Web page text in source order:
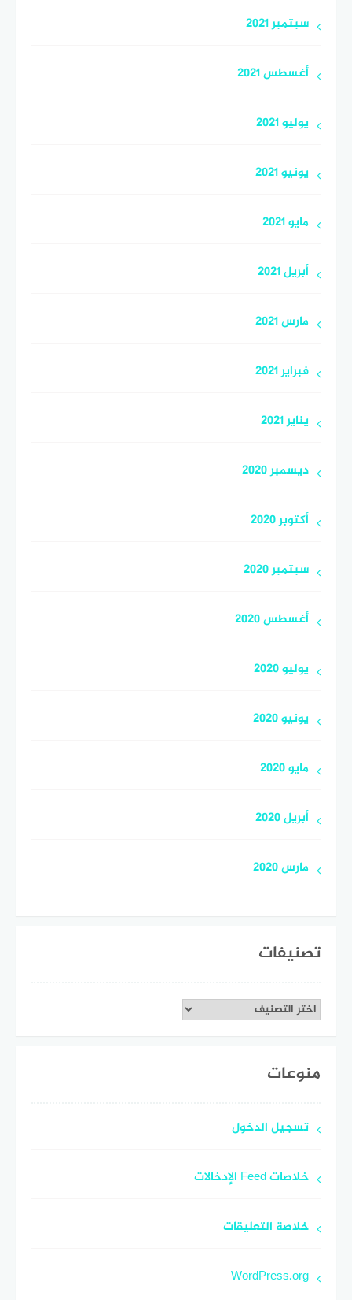
سبتمبر 2021
أغسطس 2021
يوليو 2021
يونيو 2021
مايو 2021
أبريل 2021
مارس 2021
فبراير 2021
يناير 2021
ديسمبر 2020
أكتوبر 2020
سبتمبر 2020
أغسطس 2020
يوليو 2020
يونيو 2020
مايو 2020
أبريل 2020
مارس 2020
تصنيفات
تصنيفات
منوعات
تسجيل الدخول
خلاصات Feed الإدخالات
خلاصة التعليقات
WordPress.org